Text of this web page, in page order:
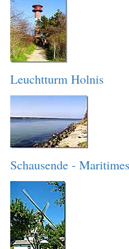
Leuchtturm Holnis
Schausende -